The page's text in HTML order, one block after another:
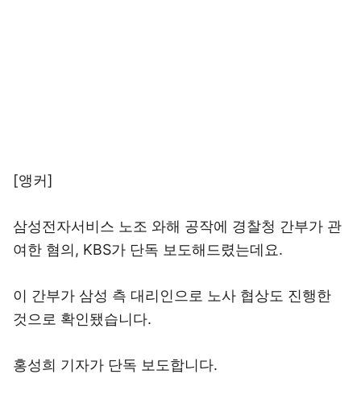
[앵커]
삼성전자서비스 노조 와해 공작에 경찰청 간부가 관
여한 혐의, KBS가 단독 보도해드렸는데요.
이 간부가 삼성 측 대리인으로 노사 협상도 진행한
것으로 확인됐습니다.
홍성희 기자가 단독 보도합니다.